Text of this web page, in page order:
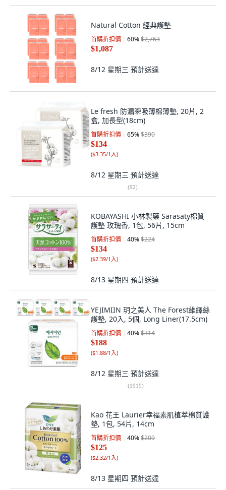
Natural Cotton 經典護墊
首購折扣價 60%$2,763
$1,087
8/12 星期三 預計送達
Le fresh 防漏瞬吸薄棉薄墊, 20片, 2
盒, 加長型(18cm)
首購折扣價 65%$390
$134
($3.35/1入)
8/12 星期三 預計送達
(92)
KOBAYASHI 小林製藥 Sarasaty棉質
護墊 玫瑰香, 1包, 56片, 15cm
首購折扣價 40%$224
$134
($2.39/1入)
8/13 星期四 預計送達
YEJIMIIN 玥之美人 The Forest維繹絲
護墊, 20入, 5個, Long Liner(17.5cm)
首購折扣價 40%$314
$188
($1.88/1入)
8/12 星期三 預計送達
(1919)
Kao 花王 Laurier幸福素肌植萃棉質護
墊, 1包, 54片, 14cm
首購折扣價 40%$209
$125
($2.32/1入)
8/13 星期四 預計送達